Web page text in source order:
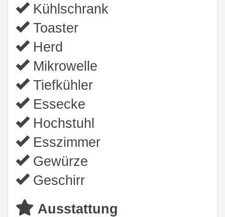
Kühlschrank
Toaster
Herd
Mikrowelle
Tiefkühler
Essecke
Hochstuhl
Esszimmer
Gewürze
Geschirr
Ausstattung